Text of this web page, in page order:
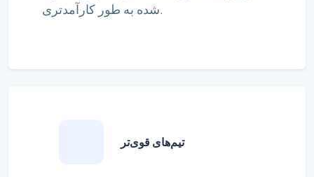
شده به طور کارآمدتری.
تیم‌های قوی‌تر